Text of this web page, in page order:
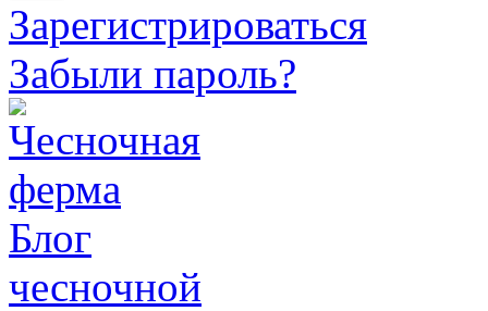
Зарегистрироваться
Забыли пароль?
Блог
чесночной